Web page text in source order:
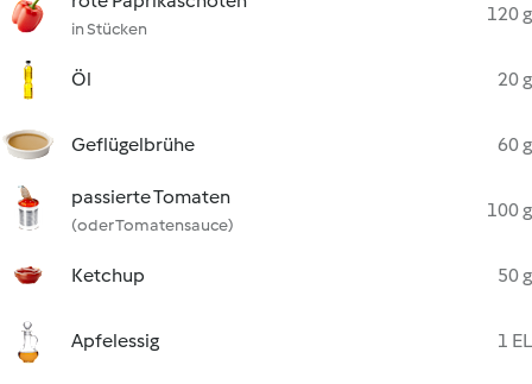
in Stücken
120 g
Öl 20 g
Geflügelbrühe 60 g
passierte Tomaten
(oder Tomatensauce)
100 g
Ketchup 50 g
Apfelessig 1 EL